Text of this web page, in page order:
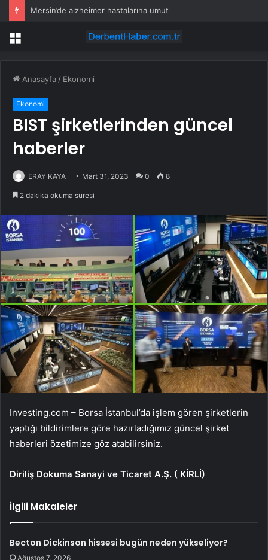
Mersin’de alzheimer hastalarına umut
Menü
Anasayfa / Ekonomi
Ekonomi
BIST şirketlerinden güncel
haberler
ERAY KAYA Mart 31, 2023 0 8
2 dakika okuma süresi
Investing.com – Borsa İstanbul’da işlem gören şirketlerin
yaptığı bildirimlere göre hazırladığımız güncel şirket
haberleri özetimize göz atabilirsiniz.
Diriliş Dokuma Sanayi ve Ticaret A.Ş. ( KİRLİ)
İlgili Makaleler
Becton Dickinson hissesi bugün neden yükseliyor?
Ağustos 7, 2026